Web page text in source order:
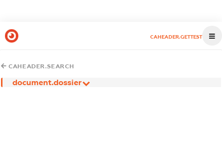
CAHEADER.GETTEST
CAHEADER.SEARCH
document.dossier